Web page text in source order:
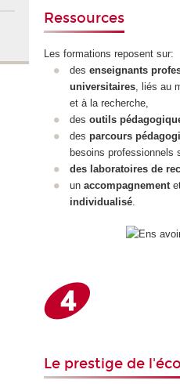
Ressources
Les formations reposent sur:
des enseignants
universitaires, liés au
et à la recherche,
des outils
des parcours
besoins professionnels
des laboratoires de
un accompagnement
individualisé.
Le prestige de